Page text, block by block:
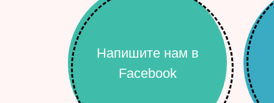
Напишите нам в
Facebook